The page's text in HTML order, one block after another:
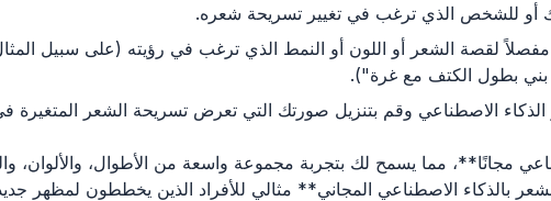
أو للشخص الذي ترغب في تغيير تسريحة شعره.
لقصة الشعر أو اللون أو النمط الذي ترغب في رؤيته (على سبيل
بطول الكتف مع غرة").
الاصطناعي وقم بتنزيل صورتك التي تعرض تسريحة الشعر المتغيرة
مجانًا**، مما يسمح لك بتجربة مجموعة واسعة من الأطوال، والألوان،
بالذكاء الاصطناعي المجاني** مثالي للأفراد الذين يخططون لمظهر